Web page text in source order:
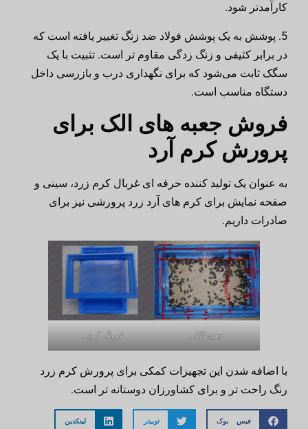
کارآمدتر شود.
5. پوشش به یک پوشش فولاد ضد زنگ تغییر یافته است که
در برابر کثیفی و زنگ زدگی مقاوم تر است. تثبیت با یک
سگک ثابت می‌شود که برای نگهداری درب و بازرسی داخل
دستگاه مناسب است.
فروش جعبه های الک برای
پرورش کرم آرد
به عنوان یک تولید کننده حرفه ای غربال کرم زرد، سینی و
صفحه نمایش برای کرم های آرد زرد پرورشی نیز برای
صادرات داریم.
جعبه الک غربال کردن
با اضافه شدن این تجهیزات کمکی برای پرورش کرم زرد
رنگ راحت تر و برای کشاورزان دوستانه تر است.
فیس بوک توییتر لینکدین